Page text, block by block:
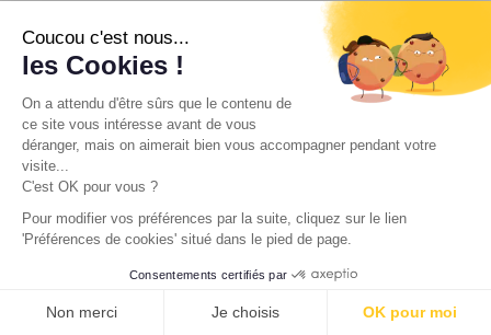
Coucou c'est nous...
les Cookies !
On a attendu d'être sûrs que le contenu de
ce site vous intéresse avant de vous
déranger, mais on aimerait bien vous accompagner pendant votre
visite...
C'est OK pour vous ?
Pour modifier vos préférences par la suite, cliquez sur le lien
'Préférences de cookies' situé dans le pied de page.
Consentements certifiés par
Non merci Je choisis OK pour moi
Ecrin de charge pour les modèles Signia Active Pro
Chargeur nomade Pure pour les appareils Pure
Charge & Go AX
Chargeur standard
Insio Charger, la 1ère rechargeable sans contact
pour les aides auditives sur-mesure
Quel est le dernier appareil
auditif Signia rechargeable ?